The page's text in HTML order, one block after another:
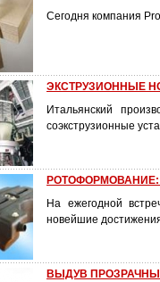
Сегодня компания
ЭКСТРУЗИОННЫЕ
Итальянский
соэкструзионные
РОТОФОРМОВАНИЕ:
На ежегодной
новейшие
ВЫДУВ